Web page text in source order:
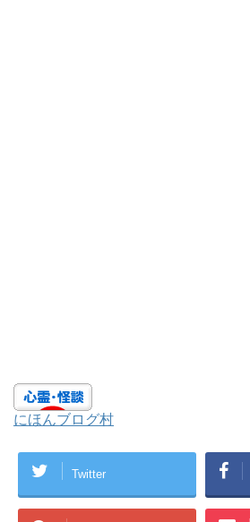
にほんブログ村
Twitter